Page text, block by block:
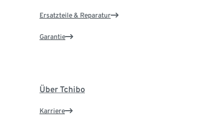
Ersatzteile & Reparatur
Garantie
Über Tchibo
Karriere